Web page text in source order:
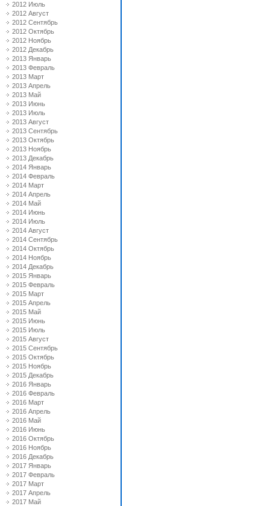
2012 Июль
2012 Август
2012 Сентябрь
2012 Октябрь
2012 Ноябрь
2012 Декабрь
2013 Январь
2013 Февраль
2013 Март
2013 Апрель
2013 Май
2013 Июнь
2013 Июль
2013 Август
2013 Сентябрь
2013 Октябрь
2013 Ноябрь
2013 Декабрь
2014 Январь
2014 Февраль
2014 Март
2014 Апрель
2014 Май
2014 Июнь
2014 Июль
2014 Август
2014 Сентябрь
2014 Октябрь
2014 Ноябрь
2014 Декабрь
2015 Январь
2015 Февраль
2015 Март
2015 Апрель
2015 Май
2015 Июнь
2015 Июль
2015 Август
2015 Сентябрь
2015 Октябрь
2015 Ноябрь
2015 Декабрь
2016 Январь
2016 Февраль
2016 Март
2016 Апрель
2016 Май
2016 Июнь
2016 Октябрь
2016 Ноябрь
2016 Декабрь
2017 Январь
2017 Февраль
2017 Март
2017 Апрель
2017 Май